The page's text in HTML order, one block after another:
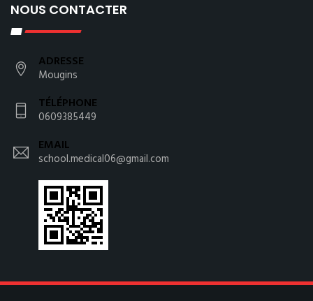
NOUS CONTACTER
ADRESSE
Mougins
TÉLÉPHONE
0609385449
EMAIL
school.medical06@gmail.com